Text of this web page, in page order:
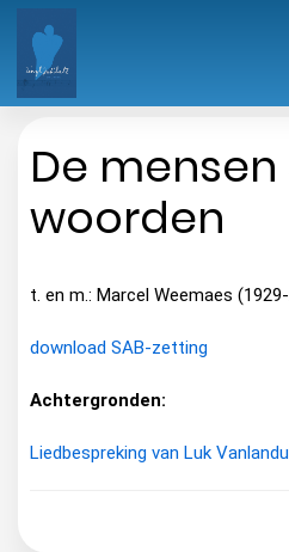
De
woorden
t. en m.: Marcel Weemaes
download SAB-zetting
Achtergronden:
Liedbespreking van Luk